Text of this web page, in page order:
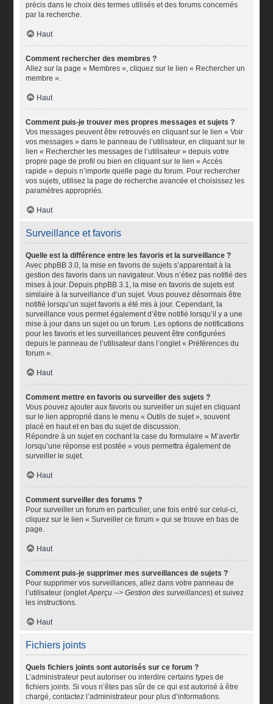
précis dans le choix des termes utilisés et des forums concernés
par la recherche.
Haut
Comment rechercher des membres ?
Allez sur la page « Membres », cliquez sur le lien « Rechercher un
membre ».
Haut
Comment puis-je trouver mes propres messages et sujets ?
Vos messages peuvent être retrouvés en cliquant sur le lien « Voir
vos messages » dans le panneau de l’utilisateur, en cliquant sur le
lien « Rechercher les messages de l’utilisateur » depuis votre
propre page de profil ou bien en cliquant sur le lien « Accès
rapide » depuis n’importe quelle page du forum. Pour rechercher
vos sujets, utilisez la page de recherche avancée et choisissez les
paramètres appropriés.
Haut
Surveillance et favoris
Quelle est la différence entre les favoris et la surveillance ?
Avec phpBB 3.0, la mise en favoris de sujets s’apparentait à la
gestion des favoris dans un navigateur. Vous n’étiez pas notifié des
mises à jour. Depuis phpBB 3.1, la mise en favoris de sujets est
similaire à la surveillance d’un sujet. Vous pouvez désormais être
notifié lorsqu’un sujet favoris a été mis à jour. Cependant, la
surveillance vous permet également d’être notifié lorsqu’il y a une
mise à jour dans un sujet ou un forum. Les options de notifications
pour les favoris et les surveillances peuvent être configurées
depuis le panneau de l’utilisateur dans l’onglet « Préférences du
forum ».
Haut
Comment mettre en favoris ou surveiller des sujets ?
Vous pouvez ajouter aux favoris ou surveiller un sujet en cliquant
sur le lien approprié dans le menu « Outils de sujet », souvent
placé en haut et en bas du sujet de discussion.
Répondre à un sujet en cochant la case du formulaire « M’avertir
lorsqu’une réponse est postée » vous permettra également de
surveiller le sujet.
Haut
Comment surveiller des forums ?
Pour surveiller un forum en particulier, une fois entré sur celui-ci,
cliquez sur le lien « Surveiller ce forum » qui se trouve en bas de
page.
Haut
Comment puis-je supprimer mes surveillances de sujets ?
Pour supprimer vos surveillances, allez dans votre panneau de
l’utilisateur (ongletAperçu --> Gestion des surveillances) et suivez
les instructions.
Haut
Fichiers joints
Quels fichiers joints sont autorisés sur ce forum ?
L’administrateur peut autoriser ou interdire certains types de
fichiers joints. Si vous n’êtes pas sûr de ce qui est autorisé à être
chargé, contactez l’administrateur pour plus d’informations.